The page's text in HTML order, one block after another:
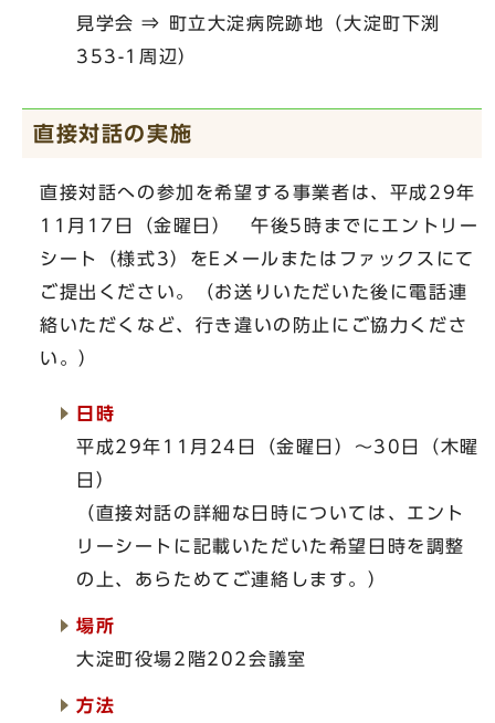
見学会 ⇒ 町立大淀病院跡地（大淀町下渕
353-1周辺）
直接対話の実施
直接対話への参加を希望する事業者は、平成29年
11月17日（金曜日） 午後5時までにエントリー
シート（様式3）をEメールまたはファックスにて
ご提出ください。（お送りいただいた後に電話連
絡いただくなど、行き違いの防止にご協力くださ
い。）
日時
平成29年11月24日（金曜日）～30日（木曜
日）
（直接対話の詳細な日時については、エント
リーシートに記載いただいた希望日時を調整
の上、あらためてご連絡します。）
場所
大淀町役場2階202会議室
方法